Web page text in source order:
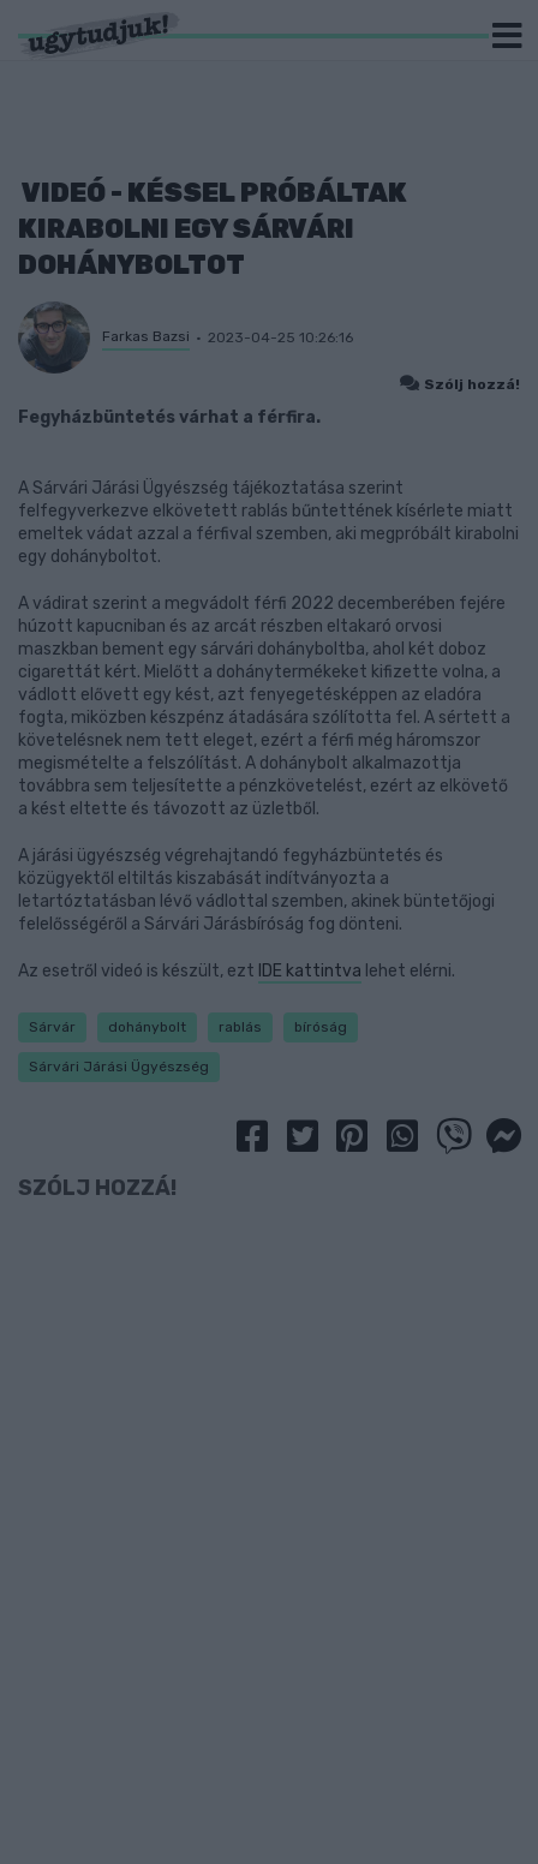
VIDEÓ - KÉSSEL PRÓBÁLTAK
KIRABOLNI EGY SÁRVÁRI
DOHÁNYBOLTOT
Farkas Bazsi 2023-04-25 10:26:16
Szólj hozzá!
Fegyházbüntetés várhat a férfira.
A Sárvári Járási Ügyészség tájékoztatása szerint
felfegyverkezve elkövetett rablás bűntettének kísérlete miatt
emeltek vádat azzal a férfival szemben, aki megpróbált kirabolni
egy dohányboltot.
A vádirat szerint a megvádolt férfi 2022 decemberében fejére
húzott kapucniban és az arcát részben eltakaró orvosi
maszkban bement egy sárvári dohányboltba, ahol két doboz
cigarettát kért. Mielőtt a dohánytermékeket kifizette volna, a
vádlott elővett egy kést, azt fenyegetésképpen az eladóra
fogta, miközben készpénz átadására szólította fel. A sértett a
követelésnek nem tett eleget, ezért a férfi még háromszor
megismételte a felszólítást. A dohánybolt alkalmazottja
továbbra sem teljesítette a pénzkövetelést, ezért az elkövető
a kést eltette és távozott az üzletből.
A járási ügyészség végrehajtandó fegyházbüntetés és
közügyektől eltiltás kiszabását indítványozta a
letartóztatásban lévő vádlottal szemben, akinek büntetőjogi
felelősségéről a Sárvári Járásbíróság fog dönteni.
Az esetről videó is készült, ezt IDE kattintva lehet elérni.
Sárvár dohánybolt rablás bíróság
Sárvári Járási Ügyészség
SZÓLJ HOZZÁ!